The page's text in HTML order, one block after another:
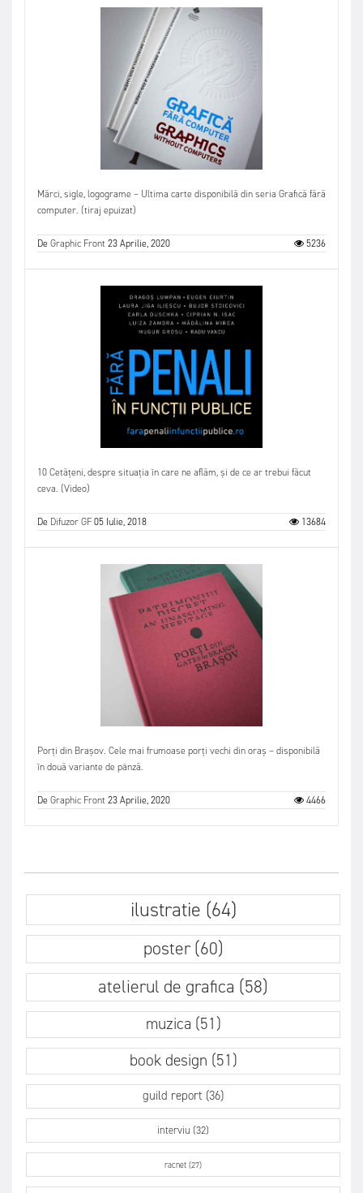
Mărci, sigle, logograme – Ultima carte disponibilă din seria Grafică fără
computer. (tiraj epuizat)
DeGraphic Front23 Aprilie, 2020 5236
10 Cetățeni, despre situația în care ne aflăm, și de ce ar trebui făcut
ceva. (Video)
De Difuzor GF05 Iulie, 2018 13684
Porți din Brașov. Cele mai frumoase porți vechi din oraș – disponibilă
în două variante de pânză.
DeGraphic Front23 Aprilie, 2020 4466
ilustratie (64)
poster (60)
atelierul de grafica (58)
muzica (51)
book design (51)
guild report (36)
interviu (32)
racnet (27)